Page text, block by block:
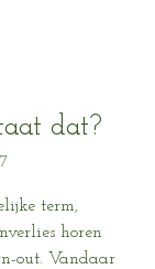
dat?
term,
horen
out. Vandaar